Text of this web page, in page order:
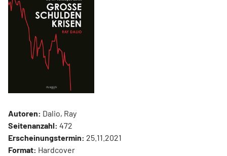
Autoren: Dalio, Ray
Seitenanzahl: 472
Erscheinungstermin: 25.11.2021
Format: Hardcover